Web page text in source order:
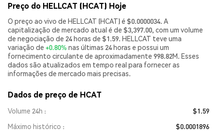
Preço do HELLCAT (HCAT) Hoje
O preço ao vivo de HELLCAT (HCAT) é $0.0000034. A
capitalização de mercado atual é de $3,397.00, com um volume
de negociação de 24 horas de $1.59. HELLCAT teve uma
variação de +0.80% nas últimas 24 horas e possui um
fornecimento circulante de aproximadamente 998.82M. Esses
dados são atualizados em tempo real para fornecer as
informações de mercado mais precisas.
Dados de preço de HCAT
Volume 24h
$1.59
Máximo histórico
$0.0001896